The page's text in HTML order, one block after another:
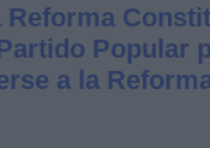
Popular
a la